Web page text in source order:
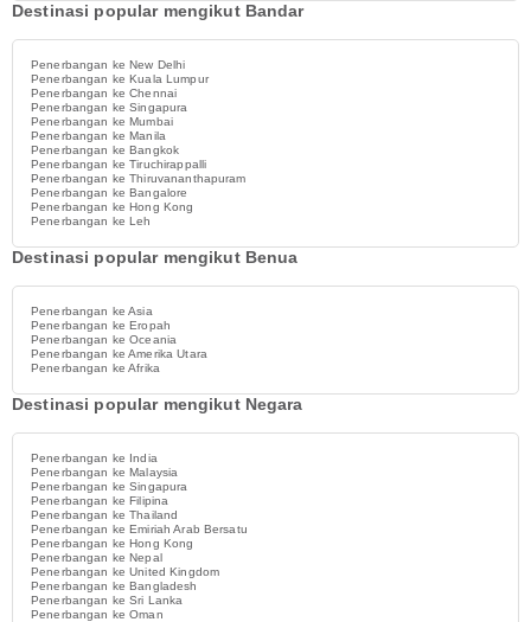
Destinasi popular mengikut Bandar
Penerbangan ke New Delhi
Penerbangan ke Kuala Lumpur
Penerbangan ke Chennai
Penerbangan ke Singapura
Penerbangan ke Mumbai
Penerbangan ke Manila
Penerbangan ke Bangkok
Penerbangan ke Tiruchirappalli
Penerbangan ke Thiruvananthapuram
Penerbangan ke Bangalore
Penerbangan ke Hong Kong
Penerbangan ke Leh
Destinasi popular mengikut Benua
Penerbangan ke Asia
Penerbangan ke Eropah
Penerbangan ke Oceania
Penerbangan ke Amerika Utara
Penerbangan ke Afrika
Destinasi popular mengikut Negara
Penerbangan ke India
Penerbangan ke Malaysia
Penerbangan ke Singapura
Penerbangan ke Filipina
Penerbangan ke Thailand
Penerbangan ke Emiriah Arab Bersatu
Penerbangan ke Hong Kong
Penerbangan ke Nepal
Penerbangan ke United Kingdom
Penerbangan ke Bangladesh
Penerbangan ke Sri Lanka
Penerbangan ke Oman